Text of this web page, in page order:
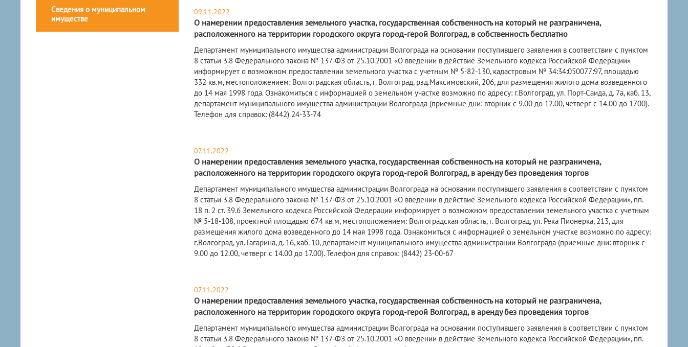
Сведения о муниципальном
имуществе
09.11.2022
О намерении предоставления земельного участка, государственная собственность на который не разграничена,
расположенного на территории городского округа город-герой Волгоград, в собственность бесплатно
Департамент муниципального имущества администрации Волгограда на основании поступившего заявления в соответствии с пунктом
8 статьи 3.8 Федерального закона № 137-ФЗ от 25.10.2001 «О введении в действие Земельного кодекса Российской Федерации»
информирует о возможном предоставлении земельного участка с учетным № 5-82-130, кадастровым № 34:34:050077:97, площадью
332 кв.м, местоположением: Волгоградская область, г. Волгоград, рзд.Максимовский, 206, для размещения жилого дома возведенного
до 14 мая 1998 года. Ознакомиться с информацией о земельном участке возможно по адресу: г.Волгоград, ул. Порт-Саида, д. 7а, каб. 13,
департамент муниципального имущества администрации Волгограда (приемные дни: вторник с 9.00 до 12.00, четверг с 14.00 до 1700).
Телефон для справок: (8442) 24-33-74
07.11.2022
О намерении предоставления земельного участка, государственная собственность на который не разграничена,
расположенного на территории городского округа город-герой Волгоград, в аренду без проведения торгов
​Департамент муниципального имущества администрации Волгограда на основании поступившего заявления в соответствии с пунктом
8 статьи 3.8 Федерального закона № 137-ФЗ от 25.10.2001 «О введении в действие Земельного кодекса Российской Федерации», пп.
18 п. 2 ст. 39.6 Земельного кодекса Российской Федерации информирует о возможном предоставлении земельного участка с учетным
№ 5-18-108, проектной площадью 674 кв.м, местоположением: Волгоградская область, г. Волгоград, ул. Река Пионерка, 213, для
размещения жилого дома возведенного до 14 мая 1998 года. Ознакомиться с информацией о земельном участке возможно по адресу:
г.Волгоград, ул. Гагарина, д. 16, каб. 10, департамент муниципального имущества администрации Волгограда (приемные дни: вторник с
9.00 до 12.00, четверг с 14.00 до 17.00). Телефон для справок: (8442) 23-00-67
07.11.2022
О намерении предоставления земельного участка, государственная собственность на который не разграничена,
расположенного на территории городского округа город-герой Волгоград, в аренду без проведения торгов
​Департамент муниципального имущества администрации Волгограда на основании поступившего заявления в соответствии с пунктом
8 статьи 3.8 Федерального закона № 137-ФЗ от 25.10.2001 «О введении в действие Земельного кодекса Российской Федерации», пп.